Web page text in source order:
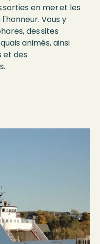
sorties en mer et les
Vous y
des sites
animés, ainsi
et des